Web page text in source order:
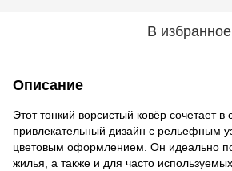
В избранное
Описание
Этот тонкий ворсистый ковёр сочетает в
привлекательный дизайн с рельефным
цветовым оформлением. Он идеально
жилья, а также и для часто